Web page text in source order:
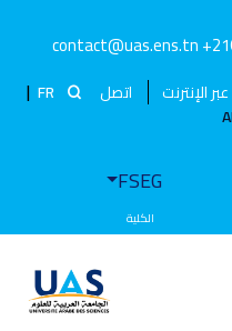
contact@uas.ens.tn
الإنترنت اتصل FR
|
FSEG